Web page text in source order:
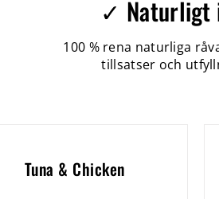
✓ Naturligt
100 % rena naturliga
tillsatser och
Tuna & Chicken